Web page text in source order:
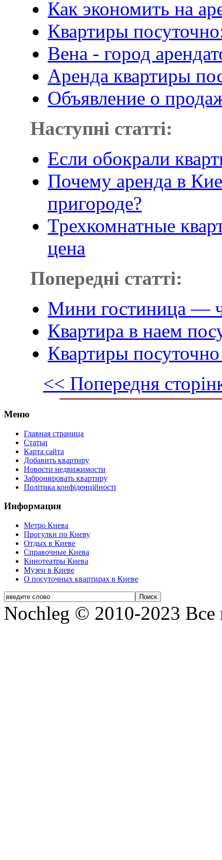
Как экономить на
Квартиры
Вена - город
Аренда квартиры
Объявление о
Наступні статті:
Если обокрали
Почему аренда в
пригороде?
Трехкомнатные
цена
Попередні статті:
Мини гостиница —
Квартира в наем
Квартиры
<< Попередня
Меню
Главная страница
Статьи
Карта сайта
Добавить квартиру
Новости недвижимости
Забронировать квартиру
Політика конфіденційності
Информация
Метро Киева
Прогулки по Киеву
Отдых в Киеве
Справочные Киева
Кинотеатры Киева
Музеи в Киеве
О посуточных квартирах в Киеве
Nochleg © 2010-2023